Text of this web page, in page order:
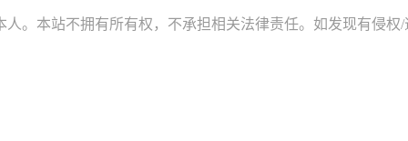
。本站不拥有所有权，不承担相关法律责任。如发现有侵权